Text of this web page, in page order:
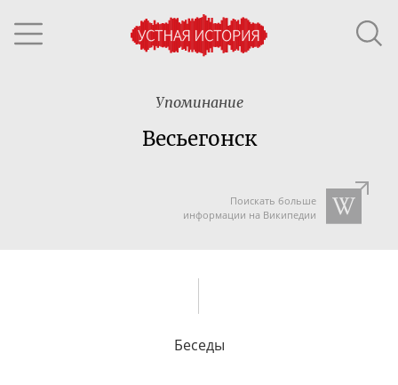
Упоминание
Весьегонск
Поискать больше
информации на Википедии
Беседы